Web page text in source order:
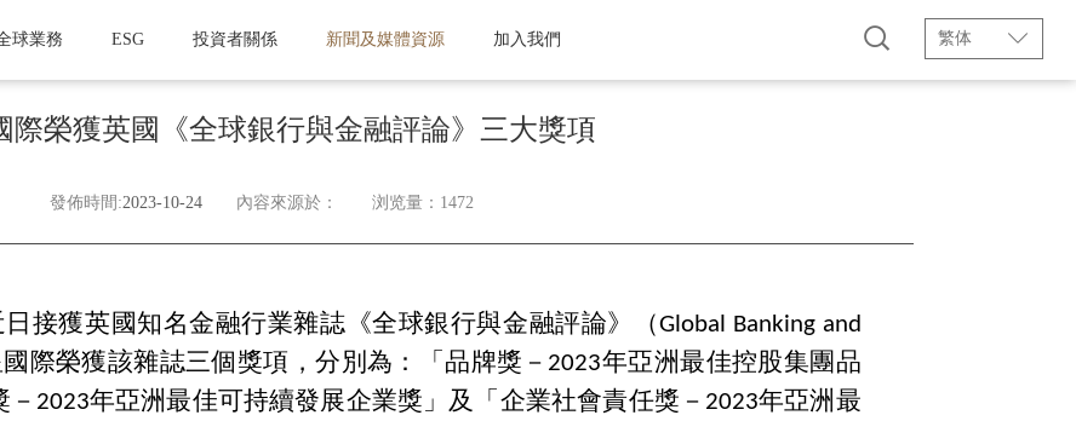
繁体
球業務 ESG 投資者關係 新聞及媒體資源 加入我們
際榮獲英國《全球銀行與金融評論》三大獎項
發佈時間:2023-10-24 內容來源於： 浏览量：1472
接獲英國知名金融行業雜誌《全球銀行與金融評論》（Global Banking and
國際榮獲該雜誌三個獎項，分別為：「品牌獎－2023年亞洲最佳控股集團品
－2023年亞洲最佳可持續發展企業獎」及「企業社會責任獎－2023年亞洲最